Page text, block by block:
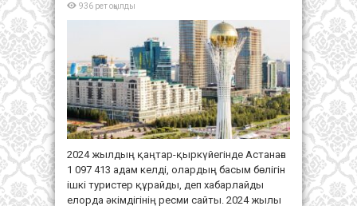
басынан
бері
Астанаға
миллионнан
астам
турист
келген
936 рет оқылды
2024 жылдың қаңтар-қыркүйегінде Астанаға
1 097 413 адам келді, олардың басым бөлігін
ішкі туристер құрайды, деп хабарлайды
елорда әкімдігінің ресми сайты. 2024 жылы